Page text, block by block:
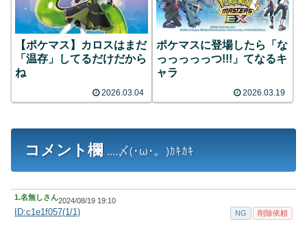
【ポケマス】カロスはまだ
「温存」してるだけだから
ね
2026.03.04
ポケマスに登場したら「な
っっっっっつ!!!」てなるキ
ャラ
2026.03.19
コメント欄 ....〆(･ω･。)ｶｷｶｷ
1.名無しさん2024/08/19 19:10
ID:c1e1f057(1/1) NG 削除依頼